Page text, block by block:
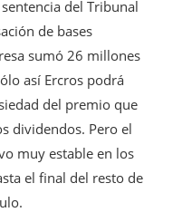
del Tribunal
de bases
sumó 26 millones
así Ercros podrá
del premio que
dividendos. Pero el
muy estable en los
el final del resto de